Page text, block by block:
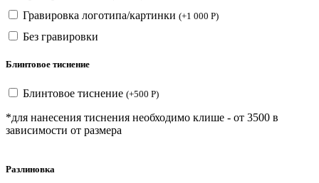
Гравировка логотипа/картинки (+1 000 Р)
Без гравировки
Блинтовое тиснение
Блинтовое тиснение (+500 Р)
*для нанесения тиснения необходимо клише - от 3500 в
зависимости от размера
Разлиновка